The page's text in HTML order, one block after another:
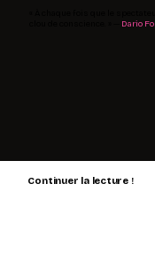
Dario Fo
Continuer la lecture !